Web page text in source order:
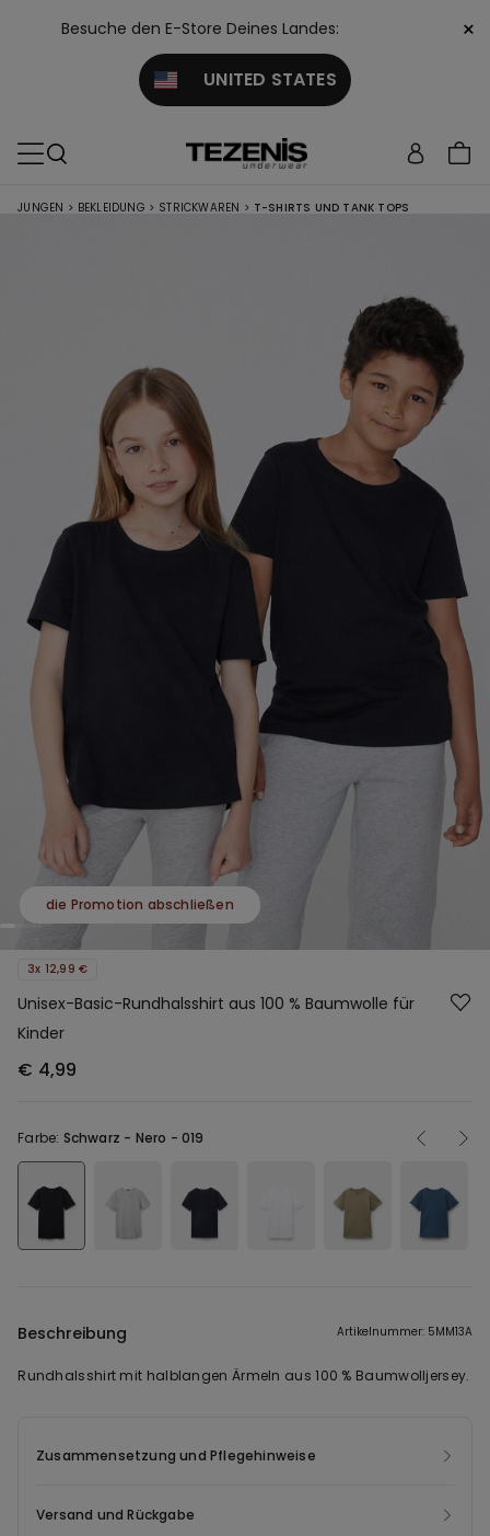
Besuche den E-Store Deines Landes:
UNITED STATES
×
JUNGEN > BEKLEIDUNG > STRICKWAREN > T-SHIRTS UND TANK TOPS
die Promotion abschließen
3x 12,99 €
Unisex-Basic-Rundhalsshirt aus 100 % Baumwolle für
Kinder
€ 4,99
Farbe: Schwarz - Nero - 019
Beschreibung Artikelnummer: 5MM13A
Rundhalsshirt mit halblangen Ärmeln aus 100 % Baumwolljersey.
Zusammensetzung und Pflegehinweise
Versand und Rückgabe